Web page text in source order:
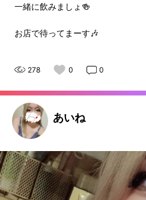
一緒に飲みましょ🍻
お店で待ってまーす🎶
278 0 0
あいね